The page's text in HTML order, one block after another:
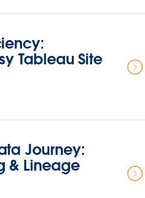
Tableau Site
Journey:
& Lineage